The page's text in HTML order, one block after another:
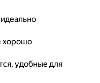
хорошо
удобные для